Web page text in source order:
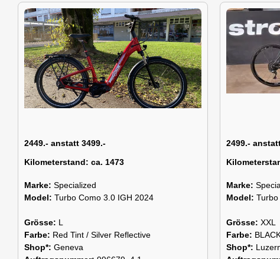
2449.- anstatt 3499.-
Kilometerstand: ca. 1473
Marke: Specialized
Model: Turbo Como 3.0 IGH 2024
Grösse: L
Farbe: Red Tint / Silver Reflective
Shop*: Geneva
2499.-
Marke:
Model: Turbo
Grösse: XXL
Farbe:
Shop*: